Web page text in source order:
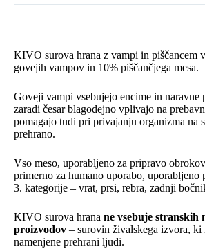
KIVO surova hrana z vampi in piščancem
govejih vampov in 10% piščančjega mesa.
Goveji vampi vsebujejo encime in naravne
zaradi česar blagodejno vplivajo na
pomagajo tudi pri privajanju organizma na
prehrano.
Vso meso, uporabljeno za pripravo
primerno za humano uporabo, uporabljeno
3. kategorije – vrat, prsi, rebra, zadnji
KIVO surova hrana ne vsebuje stranskih
proizvodov – surovin živalskega izvora, ki
namenjene prehrani ljudi.